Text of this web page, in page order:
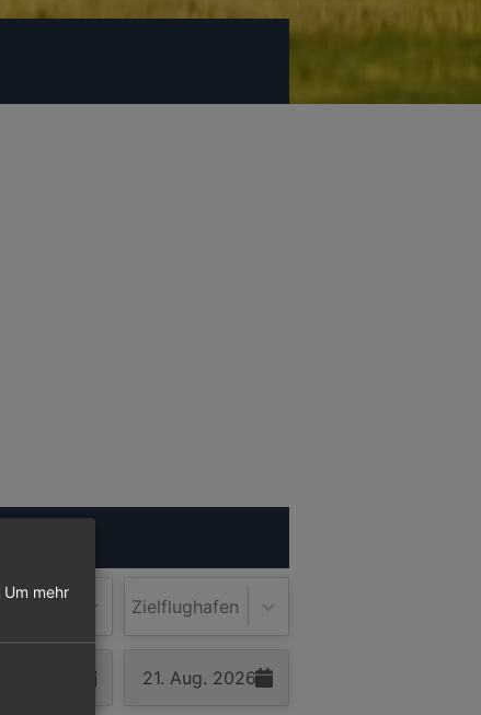
Zielflughafen
Um mehr